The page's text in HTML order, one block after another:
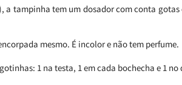
a tampinha tem um dosador com conta gotas
mesmo. É incolor e não tem perfume.
1 na testa, 1 em cada bochecha e 1 no